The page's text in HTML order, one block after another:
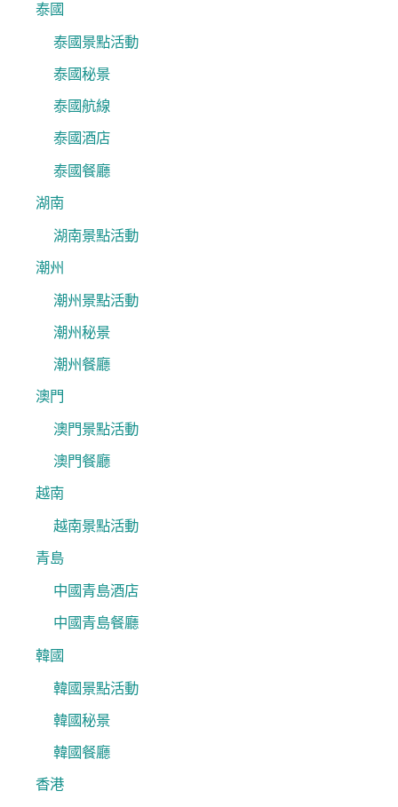
泰國
泰國景點活動
泰國秘景
泰國航線
泰國酒店
泰國餐廳
湖南
湖南景點活動
潮州
潮州景點活動
潮州秘景
潮州餐廳
澳門
澳門景點活動
澳門餐廳
越南
越南景點活動
青島
中國青島酒店
中國青島餐廳
韓國
韓國景點活動
韓國秘景
韓國餐廳
香港